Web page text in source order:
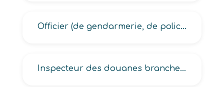
Officier (de gendarmerie, de police, de police judiciaire)
Inspecteur des douanes branche surveillance